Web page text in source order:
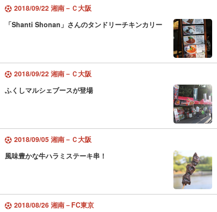
2018/09/22 湘南－Ｃ大阪
「Shanti Shonan」さんのタンドリーチキンカリー
2018/09/22 湘南－Ｃ大阪
ふくしマルシェブースが登場
2018/09/05 湘南－Ｃ大阪
風味豊かな牛ハラミステーキ串！
2018/08/26 湘南－FC東京